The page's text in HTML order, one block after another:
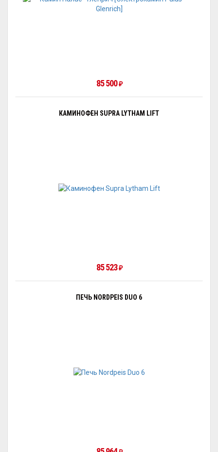
85 500₽
КАМИНОФЕН SUPRA LYTHAM LIFT
85 523₽
ПЕЧЬ NORDPEIS DUO 6